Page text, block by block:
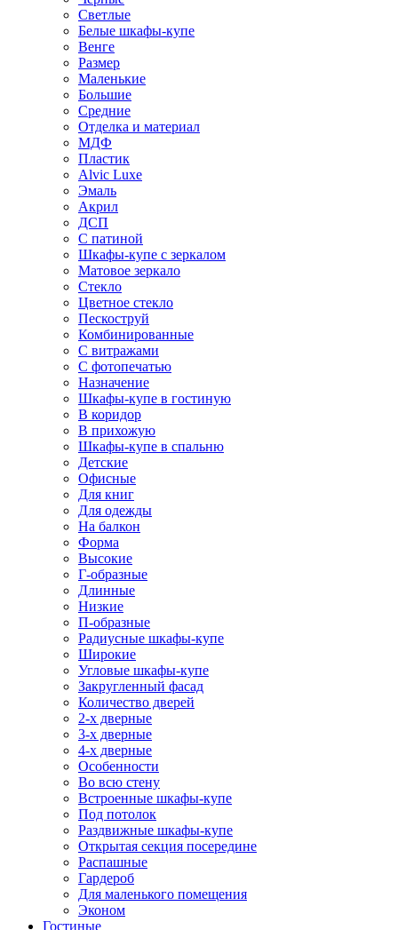
Светлые
Белые шкафы-купе
Венге
Размер
Маленькие
Большие
Средние
Отделка и материал
МДФ
Пластик
Alvic Luxe
Эмаль
Акрил
ДСП
С патиной
Шкафы-купе с зеркалом
Матовое зеркало
Стекло
Цветное стекло
Пескоструй
Комбинированные
С витражами
С фотопечатью
Назначение
Шкафы-купе в гостиную
В коридор
В прихожую
Шкафы-купе в спальню
Детские
Офисные
Для книг
Для одежды
На балкон
Форма
Высокие
Г-образные
Длинные
Низкие
П-образные
Радиусные шкафы-купе
Широкие
Угловые шкафы-купе
Закругленный фасад
Количество дверей
2-х дверные
3-х дверные
4-х дверные
Особенности
Во всю стену
Встроенные шкафы-купе
Под потолок
Раздвижные шкафы-купе
Открытая секция посередине
Распашные
Гардероб
Для маленького помещения
Эконом
Гостиные